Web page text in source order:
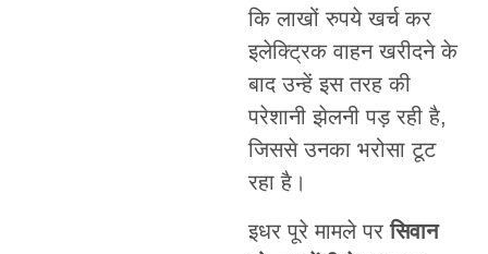
कि लाखों रुपये खर्च कर
इलेक्ट्रिक वाहन खरीदने के
बाद उन्हें इस तरह की
परेशानी झेलनी पड़ रही है,
जिससे उनका भरोसा टूट
रहा है।
इधर पूरे मामले परसिवान